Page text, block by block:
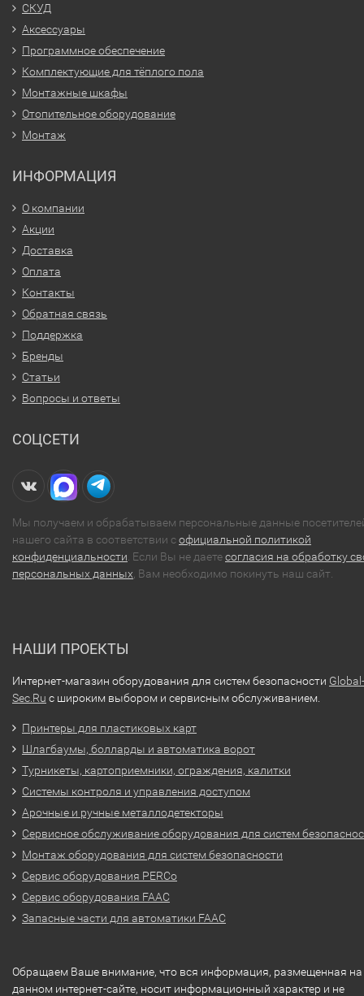
СКУД
Аксессуары
Программное обеспечение
Комплектующие для тёплого пола
Монтажные шкафы
Отопительное оборудование
Монтаж
ИНФОРМАЦИЯ
О компании
Акции
Доставка
Оплата
Контакты
Обратная связь
Поддержка
Бренды
Статьи
Вопросы и ответы
СОЦСЕТИ
Мы получаем и обрабатываем персональные данные
нашего сайта в соответствии софициальной политикой
конфиденциальности . Если Вы не даетесогласия на обработку
персональных данных , Вам необходимо покинуть наш сайт.
НАШИ ПРОЕКТЫ
Интернет-магазин оборудования для систем безопасности Global-
Sec.Ru с широким выбором и сервисным обслуживанием.
Принтеры для пластиковых карт
Шлагбаумы, болларды и автоматика ворот
Турникеты, картоприемники, ограждения, калитки
Системы контроля и управления доступом
Арочные и ручные металлодетекторы
Сервисное обслуживание оборудования для систем
Монтаж оборудования для систем безопасности
Сервис оборудования PERCo
Сервис оборудования FAAC
Запасные части для автоматики FAAC
Обращаем Ваше внимание, что вся информация, размещенная на
данном интернет-сайте, носит информационный характер и не